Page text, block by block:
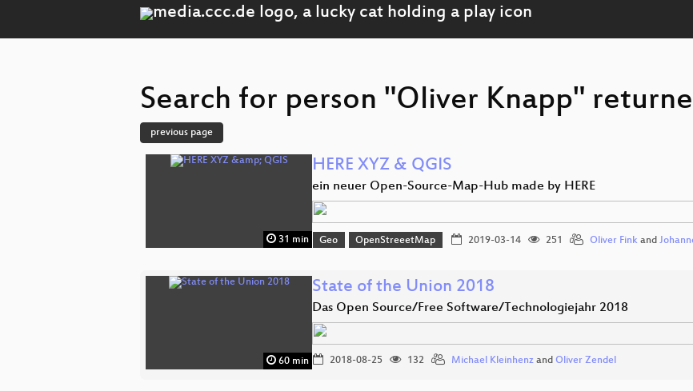
Search for person "Oliver Knapp"
previous page
31 min
HERE XYZ & QGIS
ein neuer Open-Source-Map-Hub made by HERE
Geo OpenStreeetMap 2019-03-14 251 Oliver Finkand
60 min
State of the Union 2018
Das Open Source/Free Software/Technologiejahr 2018
2018-08-25 132 Michael Kleinhenz and Oliver Zendel